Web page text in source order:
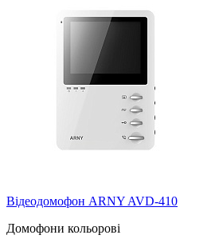
Відеодомофон ARNY AVD-410
Домофони кольорові